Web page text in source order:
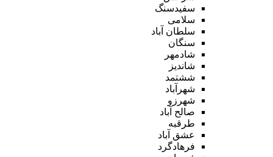
سفیدسنگ
سلامی
سلطان آباد
سنگان
شادمهر
شاندیز
ششتمد
شهرآباد
شهرزو
صالح آباد
طرقبه
عشق آباد
فرهادگرد